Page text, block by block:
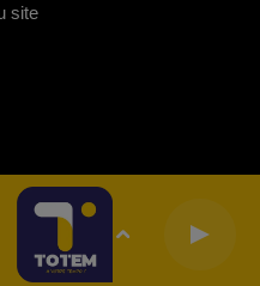
site